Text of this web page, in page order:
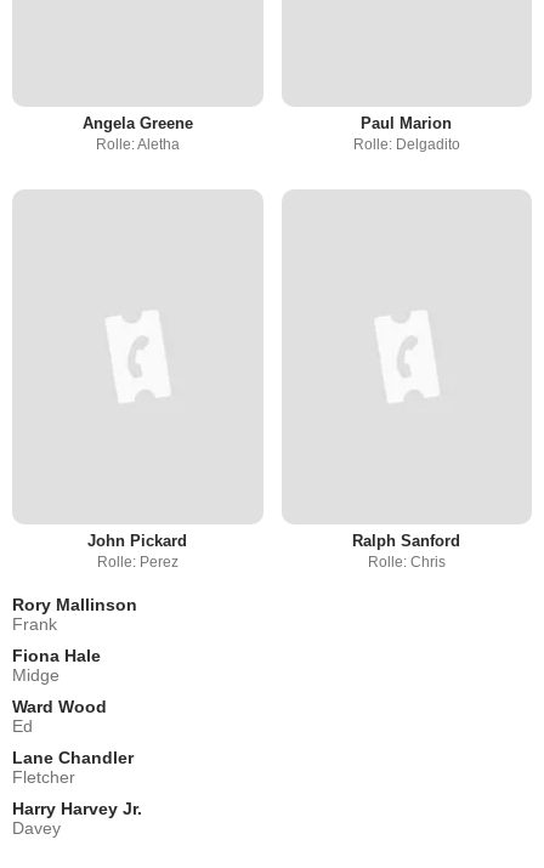
Angela Greene
Rolle: Aletha
Paul Marion
Rolle: Delgadito
John Pickard
Rolle: Perez
Ralph Sanford
Rolle: Chris
Rory Mallinson
Frank
Fiona Hale
Midge
Ward Wood
Ed
Lane Chandler
Fletcher
Harry Harvey Jr.
Davey